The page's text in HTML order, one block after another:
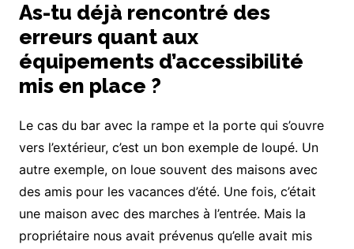
As-tu déjà rencontré des
erreurs quant aux
équipements d’accessibilité
mis en place ?
Le cas du bar avec la rampe et la porte qui s’ouvre
vers l’extérieur, c’est un bon exemple de loupé. Un
autre exemple, on loue souvent des maisons avec
des amis pour les vacances d’été. Une fois, c’était
une maison avec des marches à l’entrée. Mais la
propriétaire nous avait prévenus qu’elle avait mis